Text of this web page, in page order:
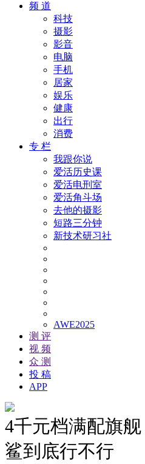
频 道
科技
摄影
影音
电脑
手机
居家
娱乐
健康
出行
消费
专 栏
我跟你说
爱活历史课
爱活电刑室
爱活角斗场
去他的摄影
短路三分钟
新技术研习社
AWE2025
测 评
视 频
众 测
投 稿
APP
4千元档满配旗
鲨到底行不行